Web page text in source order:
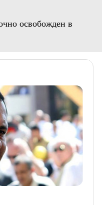
освобожден в